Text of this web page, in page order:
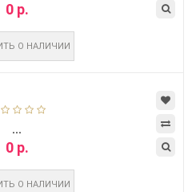
0 р.
О НАЛИЧИИ
...
0 р.
О НАЛИЧИИ